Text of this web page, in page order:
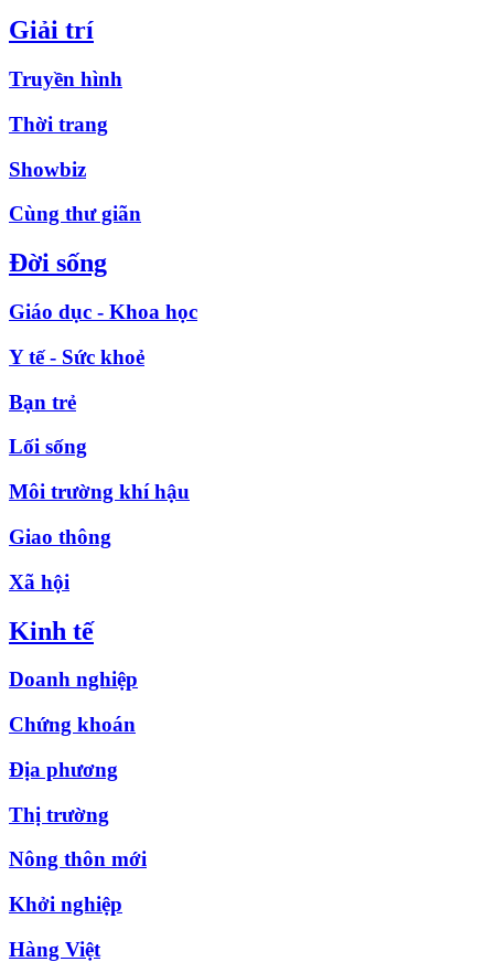
Giải trí
Truyền hình
Thời trang
Showbiz
Cùng thư giãn
Đời sống
Giáo dục - Khoa học
Y tế - Sức khoẻ
Bạn trẻ
Lối sống
Môi trường khí hậu
Giao thông
Xã hội
Kinh tế
Doanh nghiệp
Chứng khoán
Địa phương
Thị trường
Nông thôn mới
Khởi nghiệp
Hàng Việt